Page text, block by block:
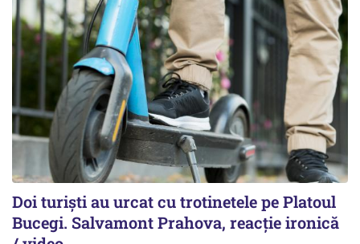
Doi turiști au urcat cu trotinetele pe Platoul
Bucegi. Salvamont Prahova, reacție ironică